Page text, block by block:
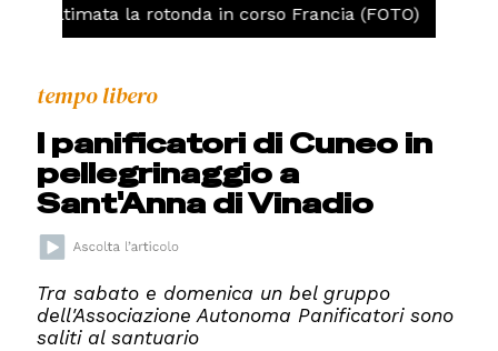
ultimata la rotonda in corso Francia (FOTO)
tempo libero
I panificatori di Cuneo in
pellegrinaggio a
Sant'Anna di Vinadio
Tra sabato e domenica un bel gruppo
dell'Associazione Autonoma Panificatori sono
saliti al santuario